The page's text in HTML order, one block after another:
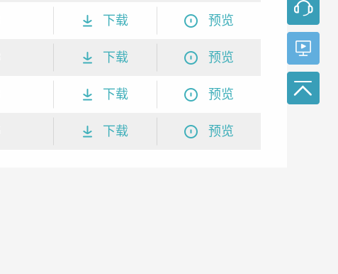
下载 预览
下载 预览
下载 预览
下载 预览